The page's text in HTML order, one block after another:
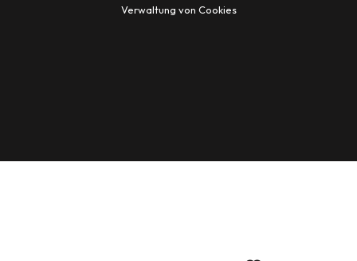
Verwaltung von Cookies